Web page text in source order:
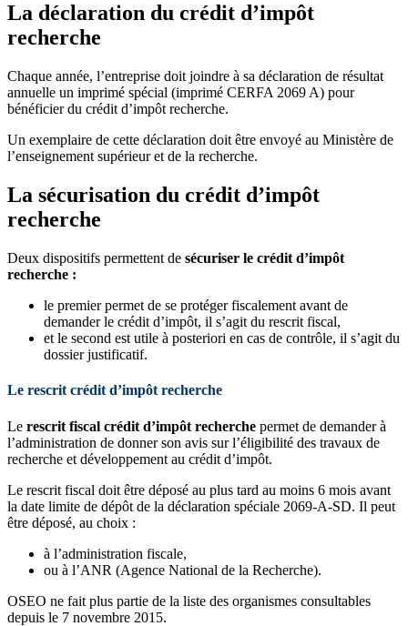
La déclaration du crédit d’impôt
recherche
Chaque année, l’entreprise doit joindre à sa déclaration de résultat
annuelle un imprimé spécial (imprimé CERFA 2069 A) pour
bénéficier du crédit d’impôt recherche.
Un exemplaire de cette déclaration doit être envoyé au Ministère de
l’enseignement supérieur et de la recherche.
La sécurisation du crédit d’impôt
recherche
Deux dispositifs permettent de sécuriser le crédit d’impôt
recherche :
le premier permet de se protéger fiscalement avant de
demander le crédit d’impôt, il s’agit du rescrit fiscal,
et le second est utile à posteriori en cas de contrôle, il s’agit du
dossier justificatif.
Le rescrit crédit d’impôt recherche
Le rescrit fiscal crédit d’impôt recherche permet de demander à
l’administration de donner son avis sur l’éligibilité des travaux de
recherche et développement au crédit d’impôt.
Le rescrit fiscal doit être déposé au plus tard au moins 6 mois avant
la date limite de dépôt de la déclaration spéciale 2069-A-SD. Il peut
être déposé, au choix :
à l’administration fiscale,
ou à l’ANR (Agence National de la Recherche).
OSEO ne fait plus partie de la liste des organismes consultables
depuis le 7 novembre 2015.